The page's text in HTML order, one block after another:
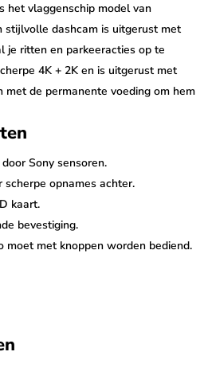
het vlaggenschip model van
stijlvolle dashcam is uitgerust met
je ritten en parkeeracties op te
4K + 2K en is uitgerust met
met de permanente voeding om hem
geweldige opnames door gebruik
Deze super krachtige sensoren
en zijn met name in het
wordt standaard geleverd met
Sony sensoren.
scherpe opnames achter.
kaart.
bevestiging.
moet met knoppen worden bediend.